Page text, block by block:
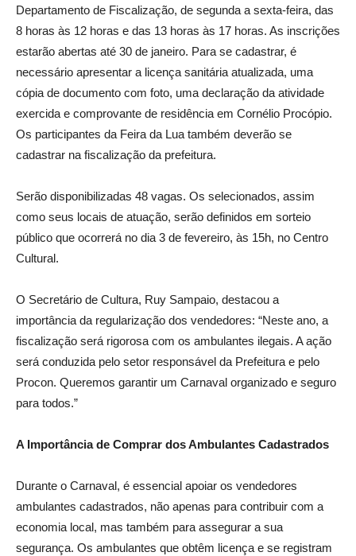
Departamento de Fiscalização, de segunda a sexta-feira, das
8 horas às 12 horas e das 13 horas às 17 horas. As inscrições
estarão abertas até 30 de janeiro. Para se cadastrar, é
necessário apresentar a licença sanitária atualizada, uma
cópia de documento com foto, uma declaração da atividade
exercida e comprovante de residência em Cornélio Procópio.
Os participantes da Feira da Lua também deverão se
cadastrar na fiscalização da prefeitura.
Serão disponibilizadas 48 vagas. Os selecionados, assim
como seus locais de atuação, serão definidos em sorteio
público que ocorrerá no dia 3 de fevereiro, às 15h, no Centro
Cultural.
O Secretário de Cultura, Ruy Sampaio, destacou a
importância da regularização dos vendedores: “Neste ano, a
fiscalização será rigorosa com os ambulantes ilegais. A ação
será conduzida pelo setor responsável da Prefeitura e pelo
Procon. Queremos garantir um Carnaval organizado e seguro
para todos.”
A Importância de Comprar dos Ambulantes Cadastrados
Durante o Carnaval, é essencial apoiar os vendedores
ambulantes cadastrados, não apenas para contribuir com a
economia local, mas também para assegurar a sua
segurança. Os ambulantes que obtêm licença e se registram